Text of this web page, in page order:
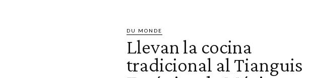
DU MONDE
Llevan la cocina
tradicional al Tianguis